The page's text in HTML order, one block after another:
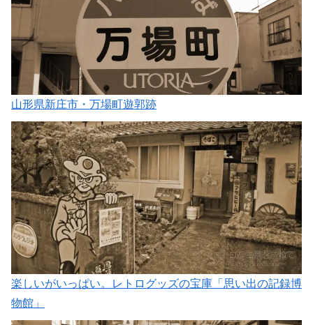
山形県新庄市・万場町遊郭跡
楽しいがいっぱい。レトログッズの宝庫「思い出の記録博
物館」